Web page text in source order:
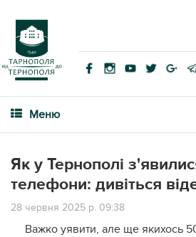
Меню
Як у Тернополі
телефони: дивіться
28 червня 2025 р. 09:38
Важко уявити, але ще якихось